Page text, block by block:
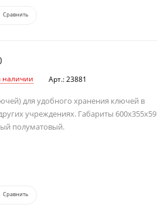
Сравнить
наличии Арт.: 23881
для удобного хранения ключей в
учреждениях. Габариты 600х355х59
полуматовый.
Сравнить